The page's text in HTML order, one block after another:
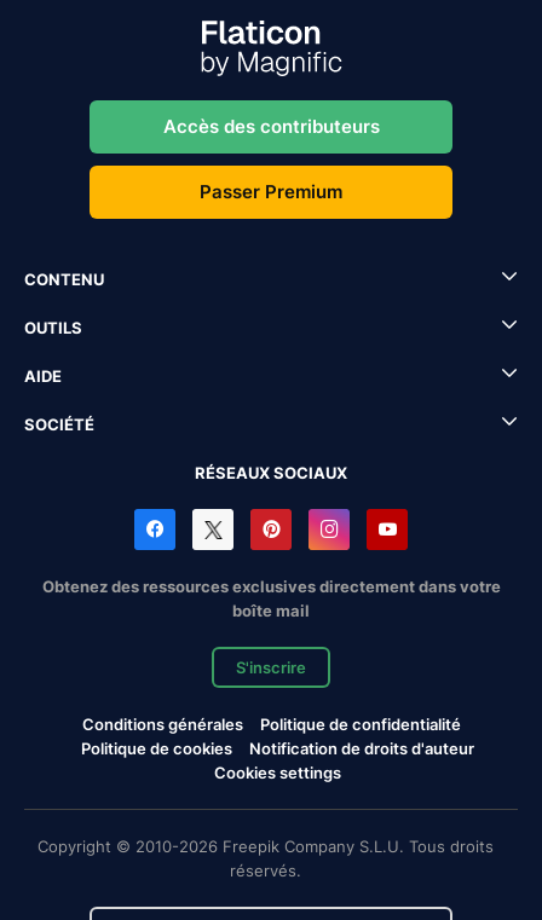
Accès des contributeurs
Passer Premium
CONTENU
OUTILS
AIDE
SOCIÉTÉ
RÉSEAUX SOCIAUX
Obtenez des ressources exclusives directement dans votre
boîte mail
S'inscrire
Conditions générales
Politique de confidentialité
Politique de cookies
Notification de droits d'auteur
Cookies settings
Copyright © 2010-2026 Freepik Company S.L.U. Tous droits
réservés.